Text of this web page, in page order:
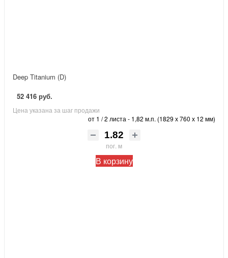
Deep Titanium (D)
52 416 руб.
Цена указана за шаг продажи
от 1 / 2 листа - 1,82 м.п. (1829 х 760 х 12 мм)
пог. м
В корзину